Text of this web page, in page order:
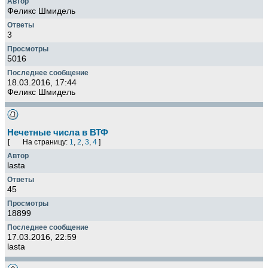
Феликс Шмидель
3
5016
18.03.2016, 17:44
Феликс Шмидель
Нечетные числа в ВТФ
[ На страницу: 1, 2, 3, 4]
lasta
45
18899
17.03.2016, 22:59
lasta